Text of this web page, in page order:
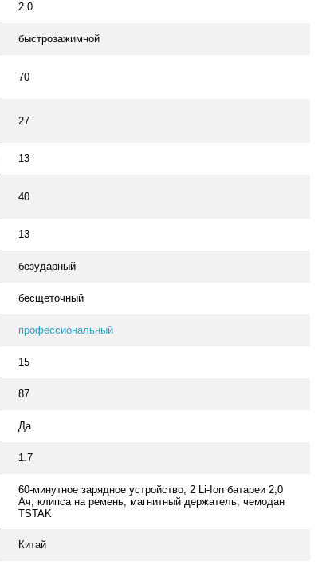
2.0
быстрозажимной
70
27
13
40
13
безударный
бесщеточный
профессиональный
15
87
Да
1.7
60-минутное зарядное устройство, 2 Li-Ion батареи 2,0
Ач, клипса на ремень, магнитный держатель, чемодан
TSTAK
Китай